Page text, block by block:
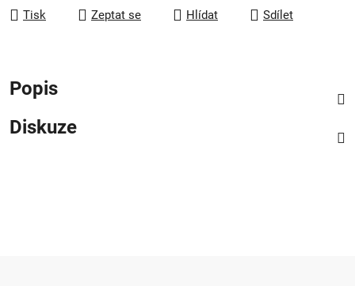
Tisk Zeptat se Hlídat Sdílet
Popis
Diskuze